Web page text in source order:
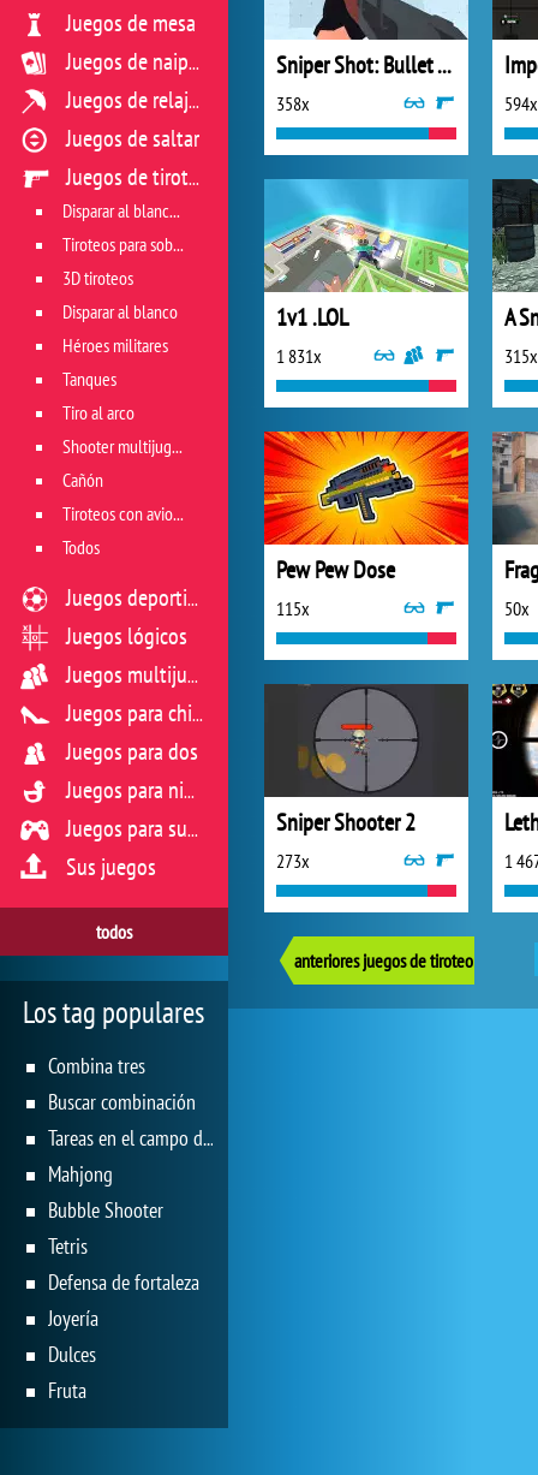
Sniper Shot: Bullet Time
358x 594x
1v1 .LOL
1 831x 315x
Pew Pew Dose
115x 50x
Sniper Shooter 2
273x 1
anteriores juegos de tiroteo
Juegos de mesa
Juegos de naipes
Juegos de relajación
Juegos de saltar
Juegos de tiroteo
Disparar al blanco vivo
Tiroteos para sobrevivir
3D tiroteos
Disparar al blanco
Héroes militares
Tanques
Tiro al arco
Shooter multijugador
Cañón
Tiroteos con aviones
Todos
Juegos deportivos
Juegos lógicos
Juegos multijugador
Juegos para chicas
Juegos para dos
Juegos para niños
Juegos para sus reflejos
Sus juegos
todos
Los tag populares
Combina tres
Buscar combinación
Tareas en el campo de juego
Mahjong
Bubble Shooter
Tetris
Defensa de fortaleza
Joyería
Dulces
Fruta